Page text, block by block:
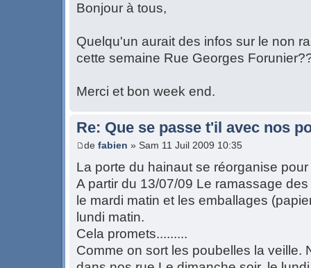
Bonjour à tous,
Quelqu'un aurait des infos sur le non
cette semaine Rue Georges
Merci et bon week end.
Re: Que se passe t'il avec nos
de fabien » Sam 11 Juil 2009 10:35
La porte du hainaut se réorganise
A partir du 13/07/09 Le ramassage
le mardi matin et les emballages
lundi matin.
Cela promets.........
Comme on sort les poubelles la veille.